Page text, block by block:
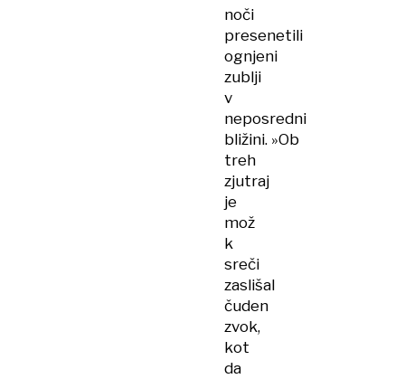
noči
presenetili
ognjeni
zublji
v
neposredni
bližini. »Ob
treh
zjutraj
je
mož
k
sreči
zaslišal
čuden
zvok,
kot
da